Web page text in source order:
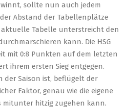
sollte nun auch jedem
Abstand der Tabellenplätze
Tabelle unterstreicht den
kann. Die HSG
mit 0:8 Punkten auf dem letzten
ihrem ersten Sieg entgegen.
der Saison ist, beflügelt der
Faktor, genau wie die eigene
mitunter hitzig zugehen kann.